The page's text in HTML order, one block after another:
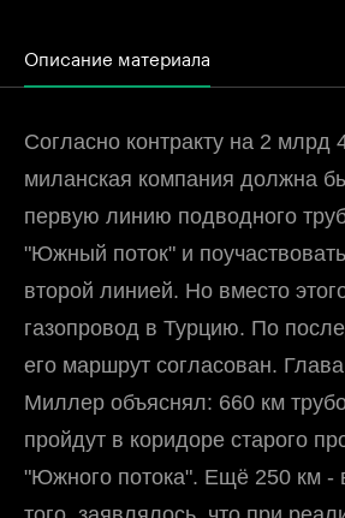
Описание материала
Согласно контракту на 2 млрд
миланская компания должна
первую линию подводного
"Южный поток" и
второй линией. Но вместо
газопровод в Турцию. По
его маршрут согласован.
Миллер объяснял: 660 км
пройдут в коридоре старого
"Южного потока". Ещё 250 км -